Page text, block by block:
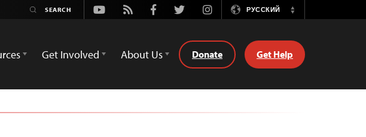
Youtube
Rss FacebookTwitterInstagramРУССКИЙ
Switch
Get Involved About Us Donate Get Help